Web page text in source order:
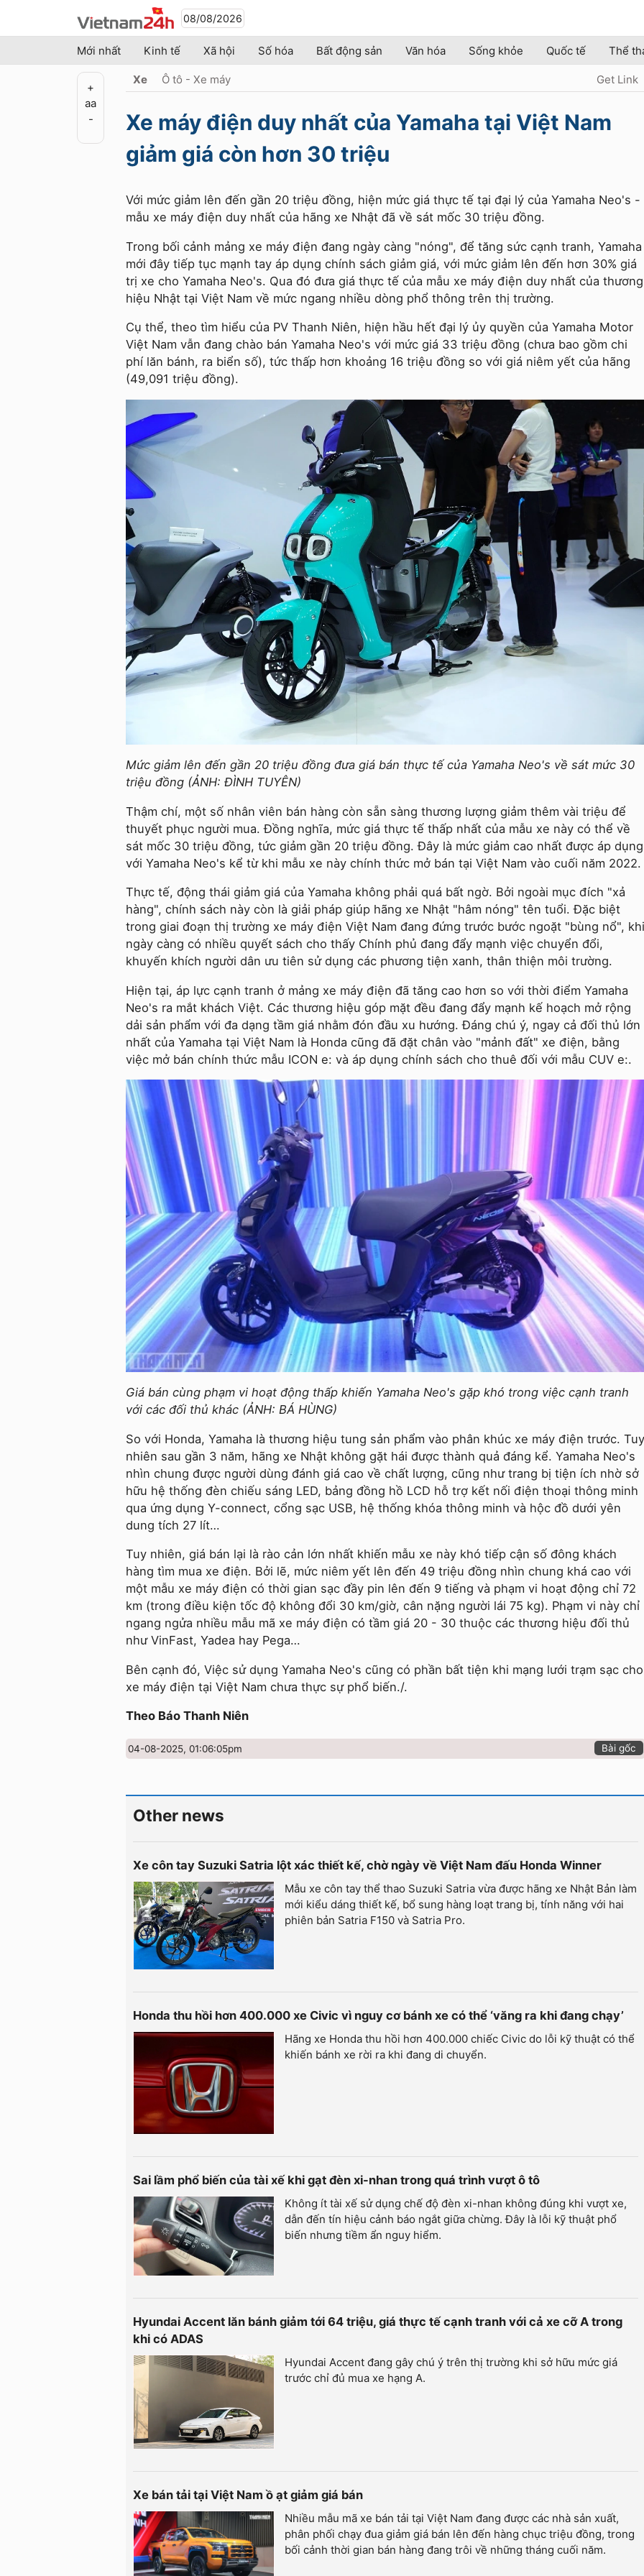
08/08/2026
Mới nhất Kinh tế Xã hội Số hóa Bất động sản Văn hóa Sống khỏe Quốc tế Thể
+
aa
-
Xe Ô tô - Xe máy Get Link
Xe máy điện duy nhất của Yamaha tại Việt Nam
giảm giá còn hơn 30 triệu
Với mức giảm lên đến gần 20 triệu đồng, hiện mức giá thực tế tại đại lý của Yamaha Neo's -
mẫu xe máy điện duy nhất của hãng xe Nhật đã về sát mốc 30 triệu đồng.
Trong bối cảnh mảng xe máy điện đang ngày càng "nóng", để tăng sức cạnh tranh, Yamaha
mới đây tiếp tục mạnh tay áp dụng chính sách giảm giá, với mức giảm lên đến hơn 30% giá
trị xe cho Yamaha Neo's. Qua đó đưa giá thực tế của mẫu xe máy điện duy nhất của thương
hiệu Nhật tại Việt Nam về mức ngang nhiều dòng phổ thông trên thị trường.
Cụ thể, theo tìm hiểu của PV Thanh Niên, hiện hầu hết đại lý ủy quyền của Yamaha Motor
Việt Nam vẫn đang chào bán Yamaha Neo's với mức giá 33 triệu đồng (chưa bao gồm chi
phí lăn bánh, ra biển số), tức thấp hơn khoảng 16 triệu đồng so với giá niêm yết của hãng
(49,091 triệu đồng).
Mức giảm lên đến gần 20 triệu đồng đưa giá bán thực tế của Yamaha Neo's về sát mức 30
triệu đồng (ẢNH: ĐÌNH TUYÊN)
Thậm chí, một số nhân viên bán hàng còn sẵn sàng thương lượng giảm thêm vài triệu để
thuyết phục người mua. Đồng nghĩa, mức giá thực tế thấp nhất của mẫu xe này có thể về
sát mốc 30 triệu đồng, tức giảm gần 20 triệu đồng. Đây là mức giảm cao nhất được áp dụng
với Yamaha Neo's kể từ khi mẫu xe này chính thức mở bán tại Việt Nam vào cuối năm 2022.
Thực tế, động thái giảm giá của Yamaha không phải quá bất ngờ. Bởi ngoài mục đích "xả
hàng", chính sách này còn là giải pháp giúp hãng xe Nhật "hâm nóng" tên tuổi. Đặc biệt
trong giai đoạn thị trường xe máy điện Việt Nam đang đứng trước bước ngoặt "bùng nổ", khi
ngày càng có nhiều quyết sách cho thấy Chính phủ đang đẩy mạnh việc chuyển đổi,
khuyến khích người dân ưu tiên sử dụng các phương tiện xanh, thân thiện môi trường.
Hiện tại, áp lực cạnh tranh ở mảng xe máy điện đã tăng cao hơn so với thời điểm Yamaha
Neo's ra mắt khách Việt. Các thương hiệu góp mặt đều đang đẩy mạnh kế hoạch mở rộng
dải sản phẩm với đa dạng tầm giá nhằm đón đầu xu hướng. Đáng chú ý, ngay cả đối thủ lớn
nhất của Yamaha tại Việt Nam là Honda cũng đã đặt chân vào "mảnh đất" xe điện, bằng
việc mở bán chính thức mẫu ICON e: và áp dụng chính sách cho thuê đối với mẫu CUV e:.
Giá bán cùng phạm vi hoạt động thấp khiến Yamaha Neo's gặp khó trong việc cạnh tranh
với các đối thủ khác (ẢNH: BÁ HÙNG)
So với Honda, Yamaha là thương hiệu tung sản phẩm vào phân khúc xe máy điện trước. Tuy
nhiên sau gần 3 năm, hãng xe Nhật không gặt hái được thành quả đáng kể. Yamaha Neo's
nhìn chung được người dùng đánh giá cao về chất lượng, cũng như trang bị tiện ích nhờ sở
hữu hệ thống đèn chiếu sáng LED, bảng đồng hồ LCD hỗ trợ kết nối điện thoại thông minh
qua ứng dụng Y-connect, cổng sạc USB, hệ thống khóa thông minh và hộc đồ dưới yên
dung tích 27 lít…
Tuy nhiên, giá bán lại là rào cản lớn nhất khiến mẫu xe này khó tiếp cận số đông khách
hàng tìm mua xe điện. Bởi lẽ, mức niêm yết lên đến 49 triệu đồng nhìn chung khá cao với
một mẫu xe máy điện có thời gian sạc đầy pin lên đến 9 tiếng và phạm vi hoạt động chỉ 72
km (trong điều kiện tốc độ không đổi 30 km/giờ, cân nặng người lái 75 kg). Phạm vi này chỉ
ngang ngửa nhiều mẫu mã xe máy điện có tầm giá 20 - 30 thuộc các thương hiệu đối thủ
như VinFast, Yadea hay Pega…
Bên cạnh đó, Việc sử dụng Yamaha Neo's cũng có phần bất tiện khi mạng lưới trạm sạc cho
xe máy điện tại Việt Nam chưa thực sự phổ biến./.
Theo Báo Thanh Niên
04-08-2025, 01:06:05pm Bài gốc
Other news
Xe côn tay Suzuki Satria lột xác thiết kế, chờ ngày về Việt Nam đấu Honda Winner
Mẫu xe côn tay thể thao Suzuki Satria vừa được hãng xe Nhật Bản làm
mới kiểu dáng thiết kế, bổ sung hàng loạt trang bị, tính năng với hai
phiên bản Satria F150 và Satria Pro.
Honda thu hồi hơn 400.000 xe Civic vì nguy cơ bánh xe có thể ‘văng ra khi đang chạy’
Hãng xe Honda thu hồi hơn 400.000 chiếc Civic do lỗi kỹ thuật có thể
khiến bánh xe rời ra khi đang di chuyển.
Sai lầm phổ biến của tài xế khi gạt đèn xi-nhan trong quá trình vượt ô tô
Không ít tài xế sử dụng chế độ đèn xi-nhan không đúng khi vượt xe,
dẫn đến tín hiệu cảnh báo ngắt giữa chừng. Đây là lỗi kỹ thuật phổ
biến nhưng tiềm ẩn nguy hiểm.
Hyundai Accent lăn bánh giảm tới 64 triệu, giá thực tế cạnh tranh với cả xe cỡ A trong
khi có ADAS
Hyundai Accent đang gây chú ý trên thị trường khi sở hữu mức giá
trước chỉ đủ mua xe hạng A.
Xe bán tải tại Việt Nam ồ ạt giảm giá bán
Nhiều mẫu mã xe bán tải tại Việt Nam đang được các nhà sản xuất,
phân phối chạy đua giảm giá bán lên đến hàng chục triệu đồng, trong
bối cảnh thời gian bán hàng đang trôi về những tháng cuối năm.